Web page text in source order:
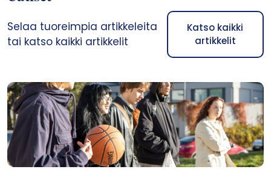
Selaa tuoreimpia artikkeleita
tai katso kaikki artikkelit
Katso kaikki
artikkelit